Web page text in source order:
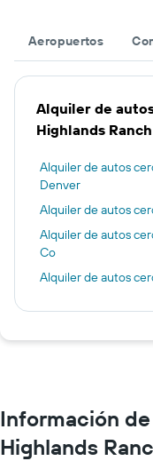
Aeropuertos
Alquiler de
Highlands Ranch
Alquiler de autos
Denver
Alquiler de autos
Alquiler de autos
Co
Alquiler de autos
Información
Highlands